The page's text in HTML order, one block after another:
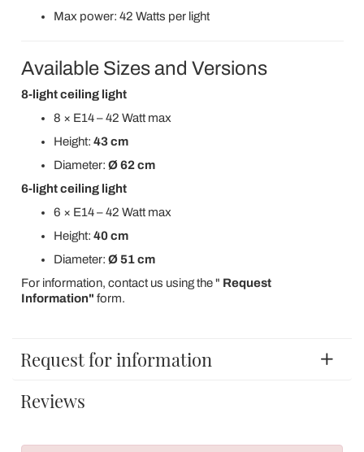
Max power: 42 Watts per light
Available Sizes and Versions
8-light ceiling light
8 × E14 – 42 Watt max
Height: 43 cm
Diameter: Ø 62 cm
6-light ceiling light
6 × E14 – 42 Watt max
Height: 40 cm
Diameter: Ø 51 cm
For information, contact us using the " Request
Information" form.
Request for information
Reviews